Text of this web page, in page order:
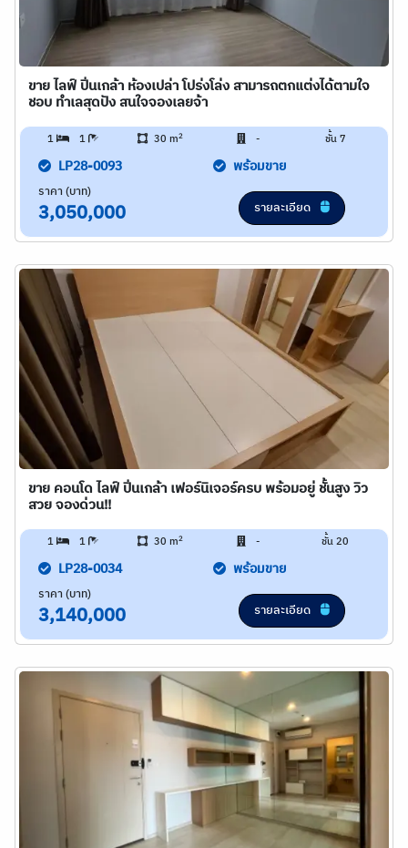
ขาย ไลฟ์ ปิ่นเกล้า ห้องเปล่า โปร่งโล่ง สามารถตกแต่งได้ตามใจ
ชอบ ทำเลสุดปัง สนใจจองเลยจ้า
1 1 30 m2 - ชั้น 7
LP28-0093 พร้อมขาย
ราคา (บาท)
3,050,000 รายละเอียด
ขาย คอนโด ไลฟ์ ปิ่นเกล้า เฟอร์นิเจอร์ครบ พร้อมอยู่ ชั้นสูง วิว
สวย จองด่วน!!
1 1 30 m2 - ชั้น 20
LP28-0034 พร้อมขาย
ราคา (บาท)
3,140,000 รายละเอียด